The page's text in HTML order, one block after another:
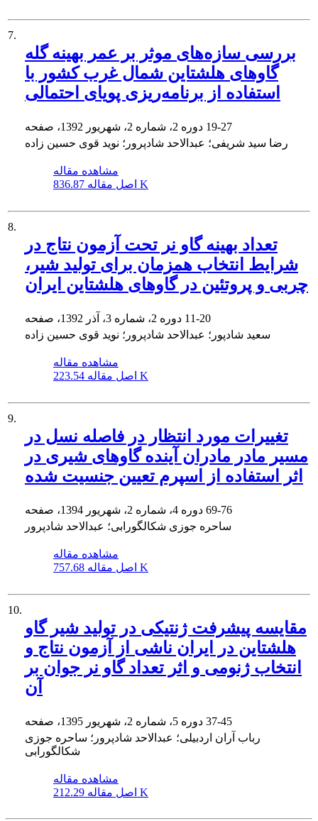
7.
بررسی سازه‌های موثر بر عمر بهینه گله
گاوهای هلشتاین شمال غرب کشور با
استفاده از برنامه‌ریزی پویای احتمالی
19-27
رضا سید شریفی؛ عبدالاحد شادپرور؛ نوید قوی حسین زاده
مشاهده مقاله
اصل مقاله 836.87 K
8.
تعداد بهینه گاو نر تحت آزمون نتاج در
شرایط انتخاب همزمان برای تولید شیر،
چربی و پروتئین در گاوهای هلشتاین ایران
11-20
سعید شادپور؛ عبدالاحد شادپرور؛ نوید قوی حسین زاده
مشاهده مقاله
اصل مقاله 223.54 K
9.
تغییرات مورد انتظار در فاصله نسل در
مسیر مادر مادران آینده گاوهای شیری در
اثر استفاده از اسپرم تعیین جنسیت شده
69-76
ساحره جوزی شکالگورابی؛ عبدالاحد شادپرور
مشاهده مقاله
اصل مقاله 757.68 K
10.
مقایسه پیشرفت ژنتیکی در تولید شیر گاو
هلشتاین در ایران ناشی از آزمون نتاج و
انتخاب ژنومی و اثر تعداد گاو نر جوان بر
آن
37-45
رباب آران اردبیلی؛ عبدالاحد شادپرور؛ ساحره جوزی
شکالگورابی
مشاهده مقاله
اصل مقاله 212.29 K